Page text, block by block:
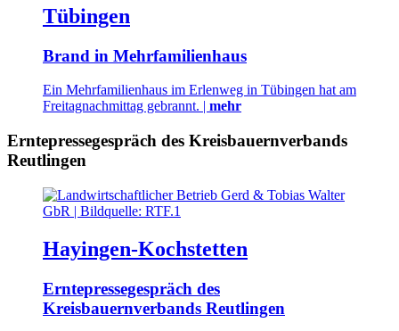
Tübingen
Brand in Mehrfamilienhaus
Ein Mehrfamilienhaus im Erlenweg in Tübingen hat am
Freitagnachmittag gebrannt. | mehr
Erntepressegespräch des Kreisbauernverbands
Reutlingen
Hayingen-Kochstetten
Erntepressegespräch des
Kreisbauernverbands Reutlingen